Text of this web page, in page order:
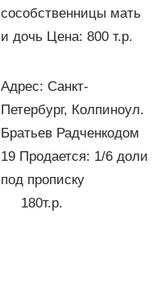
сособственницы мать
и дочь Цена: 800 т.р.
Адрес: Санкт-
Петербург, Колпиноул.
Братьев Радченкодом
19 Продается: 1/6 доли
под прописку
180т.р.